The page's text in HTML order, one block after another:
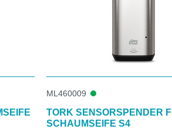
ML460009
TORK SENSORSPENDER
SCHAUMSEIFE S4